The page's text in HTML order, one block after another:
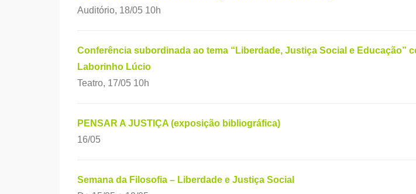
Auditório, 18/05 10h
Conferência subordinada ao tema “Liberdade, Justiça Social e Educação”
Laborinho Lúcio
Teatro, 17/05 10h
PENSAR A JUSTIÇA (exposição bibliográfica)
16/05
Semana da Filosofia – Liberdade e Justiça Social